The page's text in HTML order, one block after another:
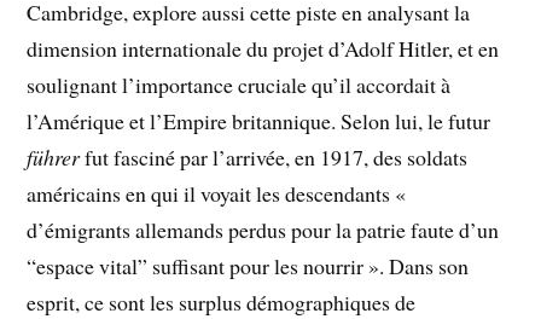
Cambridge, explore aussi cette piste en analysant la
dimension internationale du projet d’Adolf Hitler, et en
soulignant l’importance cruciale qu’il accordait à
l’Amérique et l’Empire britannique. Selon lui, le futur
führerfut fasciné par l’arrivée, en 1917, des soldats
américains en qui il voyait les descendants «
d’émigrants allemands perdus pour la patrie faute d’un
“espace vital” suffisant pour les nourrir ». Dans son
esprit, ce sont les surplus démographiques de